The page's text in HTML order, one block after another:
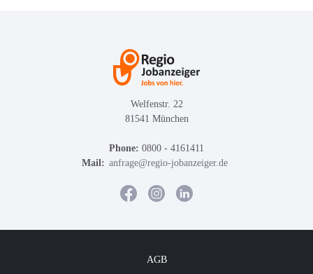
Welfenstr. 22
81541 München
Phone: 0800 - 4161411
Mail: anfrage@regio-jobanzeiger.de
AGB